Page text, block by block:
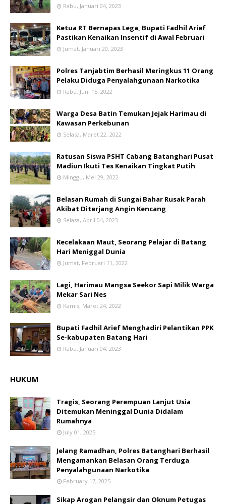
Rabu, Januari 04, 2023
Ketua RT Bernapas Lega, Bupati Fadhil Arief
Pastikan Kenaikan Insentif di Awal Februari
Jumat, Januari 20, 2023
Polres Tanjabtim Berhasil Meringkus 11 Orang
Pelaku Diduga Penyalahgunaan Narkotika
Rabu, Juni 15, 2022
Warga Desa Batin Temukan Jejak Harimau di
Kawasan Perkebunan
Selasa, Maret 22, 2022
Ratusan Siswa PSHT Cabang Batanghari Pusat
Madiun Ikuti Tes Kenaikan Tingkat Putih
Minggu, Mei 29, 2022
Belasan Rumah di Sungai Bahar Rusak Parah
Akibat Diterjang Angin Kencang
Selasa, April 04, 2023
Kecelakaan Maut, Seorang Pelajar di Batang
Hari Meniggal Dunia
Jumat, Februari 11, 2022
Lagi, Harimau Mangsa Seekor Sapi Milik Warga
Mekar Sari Nes
Kamis, Maret 24, 2022
Bupati Fadhil Arief Menghadiri Pelantikan PPK
Se-kabupaten Batang Hari
Rabu, Januari 04, 2023
HUKUM
Tragis, Seorang Perempuan Lanjut Usia
Ditemukan Meninggal Dunia Didalam
Rumahnya
July 01, 2025
Jelang Ramadhan, Polres Batanghari Berhasil
Mengamankan Belasan Orang Terduga
Penyalahgunaan Narkotika
February 17, 2025
Sikap Arogan Pelangsir dan Oknum Petugas